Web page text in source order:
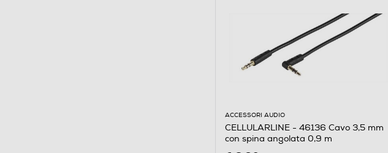
ACCESSORI AUDIO
CELLULARLINE - 46136 Cavo 3,5 mm
con spina angolata 0,9 m